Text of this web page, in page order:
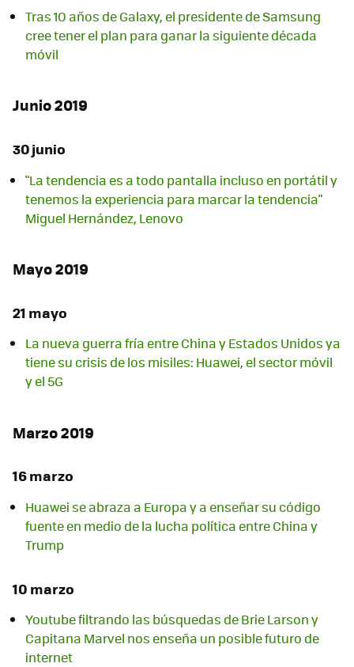
Tras 10 años de Galaxy, el presidente de Samsung
cree tener el plan para ganar la siguiente década
móvil
Junio 2019
30 junio
"La tendencia es a todo pantalla incluso en portátil y
tenemos la experiencia para marcar la tendencia"
Miguel Hernández, Lenovo
Mayo 2019
21 mayo
La nueva guerra fría entre China y Estados Unidos ya
tiene su crisis de los misiles: Huawei, el sector móvil
y el 5G
Marzo 2019
16 marzo
Huawei se abraza a Europa y a enseñar su código
fuente en medio de la lucha política entre China y
Trump
10 marzo
Youtube filtrando las búsquedas de Brie Larson y
Capitana Marvel nos enseña un posible futuro de
internet